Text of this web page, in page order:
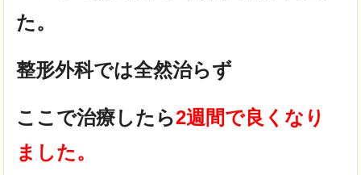
た。
整形外科では全然治らず
ここで治療したら2週間で良くなり
ました。